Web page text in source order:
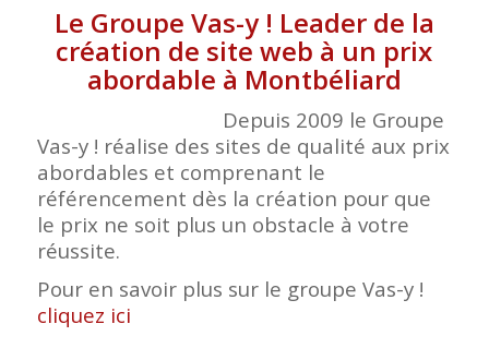
Le Groupe Vas-y ! Leader de la
création de site web à un prix
abordable à Montbéliard
Depuis 2009 le Groupe
Vas-y ! réalise des sites de qualité aux prix
abordables et comprenant le
référencement dès la création pour que
le prix ne soit plus un obstacle à votre
réussite.
Pour en savoir plus sur le groupe Vas-y !
cliquez ici